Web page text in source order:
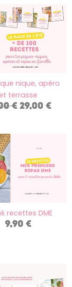
nique, apéro
terrasse
€
Le
prix
initial
était :
49,00 €.
29,00€
Le
prix
recettes DME
9,90€